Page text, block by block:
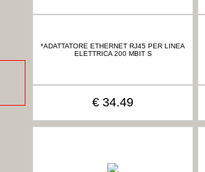
*ADATTATORE ETHERNET RJ45 PER LINEA
ELETTRICA 200 MBIT S
€ 34.49